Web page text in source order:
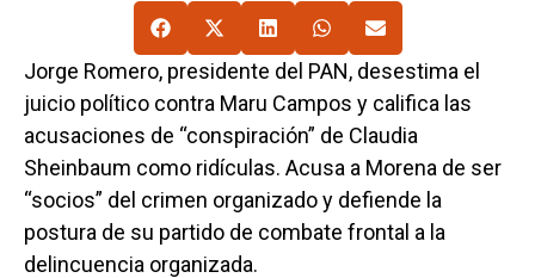
Jorge Romero, presidente del PAN, desestima el
juicio político contra Maru Campos y califica las
acusaciones de “conspiración” de Claudia
Sheinbaum como ridículas. Acusa a Morena de ser
“socios” del crimen organizado y defiende la
postura de su partido de combate frontal a la
delincuencia organizada.